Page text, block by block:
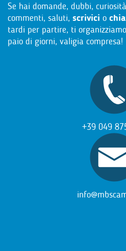
Se hai domande, dubbi,
commenti, saluti, scrivici o
tardi per partire, ti
paio di giorni, valigia compresa!
+39 049